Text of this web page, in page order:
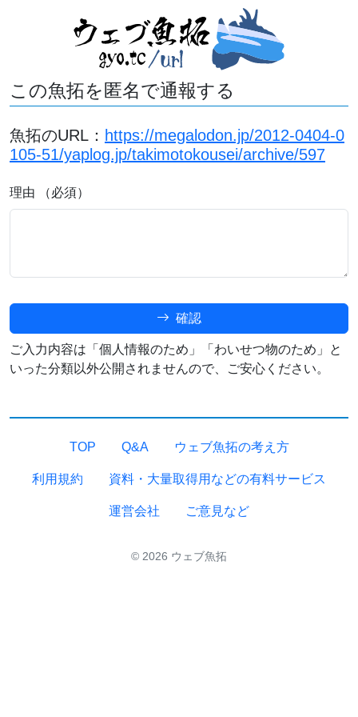
この魚拓を匿名で通報する
魚拓のURL： https://megalodon.jp/2012-0404-0
105-51/yaplog.jp/takimotokousei/archive/597
理由 （必須）
確認
ご入力内容は「個人情報のため」「わいせつ物のため」と
いった分類以外公開されませんので、ご安心ください。
TOP Q&A ウェブ魚拓の考え方
利用規約 資料・大量取得用などの有料サービス
運営会社 ご意見など
© 2026 ウェブ魚拓